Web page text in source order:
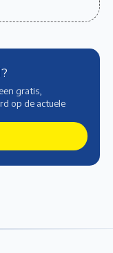
gratis,
op de actuele